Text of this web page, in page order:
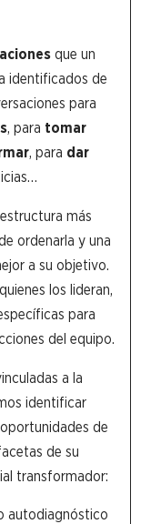
que un
identificados de
para
, para tomar
, para dar
más
ordenarla y una
a su objetivo.
los lideran,
para
del equipo.
a la
identificar
de
de su
transformador:
autodiagnóstico